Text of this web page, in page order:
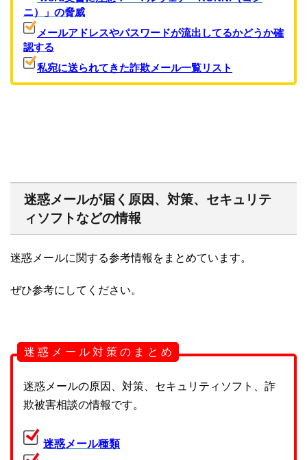
ニ）」の脅威
メールアドレスやパスワードが流出してるかどうか確
認する
私宛に送られてきた詐欺メール一覧リスト
迷惑メールが届く原因、対策、セキュリテ
ィソフトなどの情報
迷惑メールに関する参考情報をまとめています。
ぜひ参考にしてください。
迷 惑 メ ー ル 対 策 の ま と め
迷惑メールの原因、対策、セキュリティソフト、詐
欺被害相談の情報です。
迷惑メール種類